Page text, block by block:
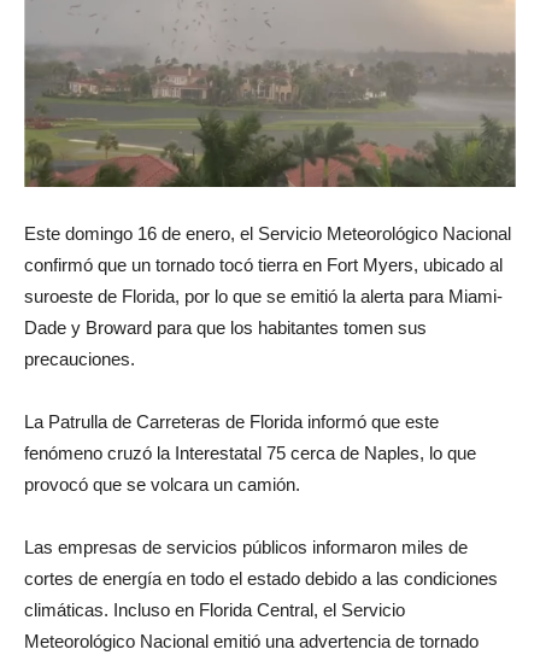
Este domingo 16 de enero, el Servicio Meteorológico Nacional
confirmó que un tornado tocó tierra en Fort Myers, ubicado al
suroeste de Florida, por lo que se emitió la alerta para Miami-
Dade y Broward para que los habitantes tomen sus
precauciones.
La Patrulla de Carreteras de Florida informó que este
fenómeno cruzó la Interestatal 75 cerca de Naples, lo que
provocó que se volcara un camión.
Las empresas de servicios públicos informaron miles de
cortes de energía en todo el estado debido a las condiciones
climáticas. Incluso en Florida Central, el Servicio
Meteorológico Nacional emitió una advertencia de tornado